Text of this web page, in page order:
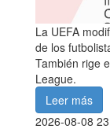
La UEFA
de los
También rige
League.
Leer más
2026-08-08